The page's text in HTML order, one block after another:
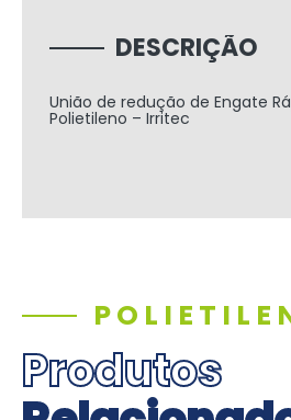
DESCRIÇÃO
União de redução de Engate
Polietileno – Irritec
Produtos